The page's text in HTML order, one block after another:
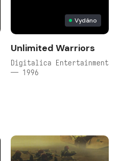
Vydáno
Unlimited Warriors
Digitalica Entertainment
— 1996